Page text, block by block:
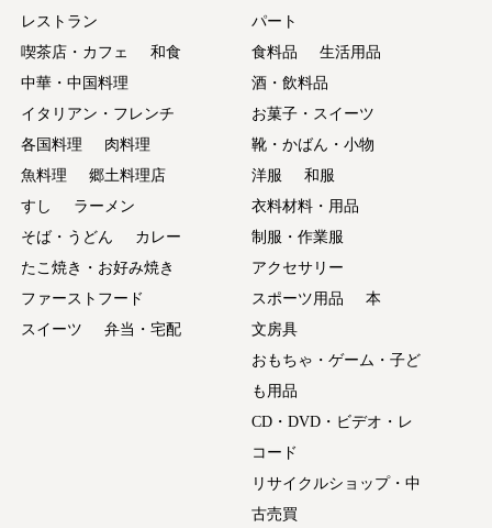
レストラン
喫茶店・カフェ
和食
中華・中国料理
イタリアン・フレンチ
各国料理
肉料理
魚料理
郷土料理店
すし
ラーメン
そば・うどん
カレー
たこ焼き・お好み焼き
ファーストフード
スイーツ
弁当・宅配
パート
食料品
生活用品
酒・飲料品
お菓子・スイーツ
靴・かばん・小物
洋服
和服
衣料材料・用品
制服・作業服
アクセサリー
スポーツ用品
本
文房具
おもちゃ・ゲーム・子ど
も用品
CD・DVD・ビデオ・レ
コード
リサイクルショップ・中
古売買